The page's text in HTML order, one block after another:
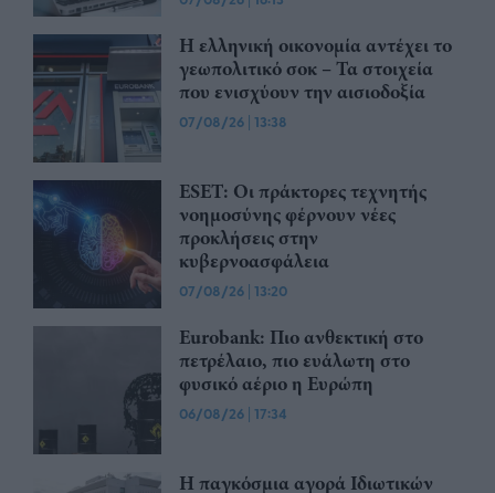
Η ελληνική οικονομία αντέχει το
γεωπολιτικό σοκ – Τα στοιχεία
που ενισχύουν την αισιοδοξία
07/08/26 | 13:38
ESET: Οι πράκτορες τεχνητής
νοημοσύνης φέρνουν νέες
προκλήσεις στην
κυβερνοασφάλεια
07/08/26 | 13:20
Eurobank: Πιο ανθεκτική στο
πετρέλαιο, πιο ευάλωτη στο
φυσικό αέριο η Ευρώπη
06/08/26 | 17:34
Η παγκόσμια αγορά Ιδιωτικών